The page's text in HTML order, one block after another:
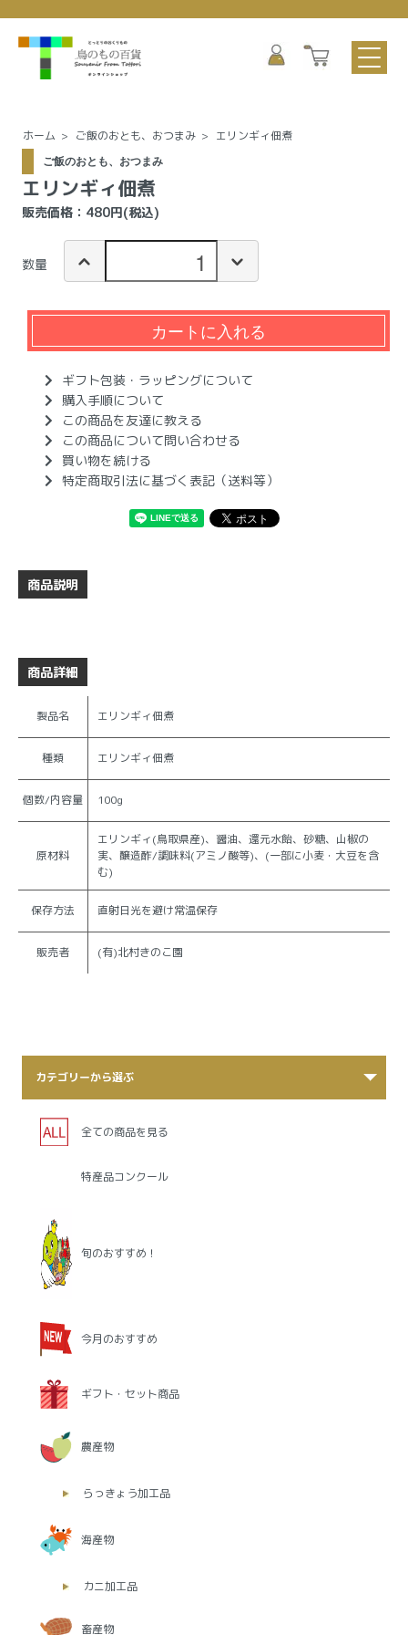
ホーム > ご飯のおとも、おつまみ > エリンギィ佃煮
ご飯のおとも、おつまみ
エリンギィ佃煮
販売価格：480円(税込)
数量
カートに入れる
ギフト包装・ラッピングについて
購入手順について
この商品を友達に教える
この商品について問い合わせる
買い物を続ける
特定商取引法に基づく表記（送料等）
商品説明
商品詳細
製品名 エリンギィ佃煮
種類 エリンギィ佃煮
個数/内容量 100g
原材料
エリンギィ(鳥取県産)、醤油、還元水飴、砂糖、山椒の
実、醸造酢/調味料(アミノ酸等)、(一部に小麦・大豆を含
む)
保存方法 直射日光を避け常温保存
販売者 (有)北村きのこ園
カテゴリーから選ぶ
全ての商品を見る
特産品コンクール
旬のおすすめ！
今月のおすすめ
ギフト・セット商品
農産物
らっきょう加工品
海産物
カニ加工品
畜産物